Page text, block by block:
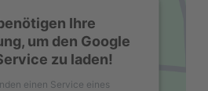
Ihre
um den Google
zu laden!
einen Service eines